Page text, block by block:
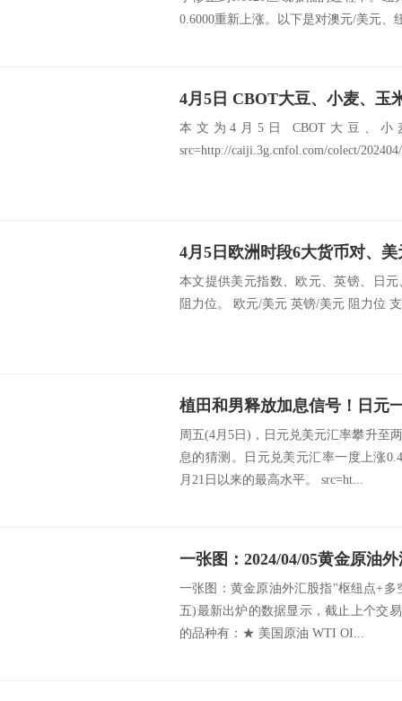
0.6000重新上涨。以下是对澳元/美元、
4月5日 CBOT大豆、小麦、玉
本文为4月5日 CBOT大豆、
src=http://caiji.3g.cnfol.com/colect/
本文提供美元指数、欧元、英镑、日
阻力位。 欧元/美元 英镑/美元 阻力位
植田和男释放加息信号！日元
周五(4月5日)，日元兑美元汇率攀升至
息的猜测。日元兑美元汇率一度上涨
月21日以来的最高水平。 src=ht...
一张图：黄金原油外汇股指"枢纽点+多
五)最新出炉的数据显示，截止上个交
的品种有：★ 美国原油 WTI OI...